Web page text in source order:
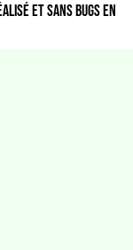
et sans bugs en